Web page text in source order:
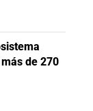
de 270